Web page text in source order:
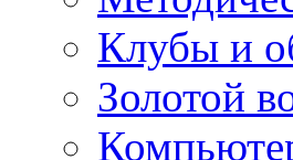
Клубы и
Золотой